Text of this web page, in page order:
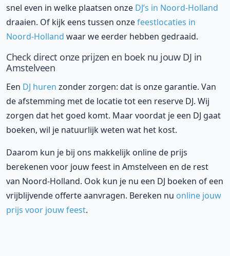
snel even in welke plaatsen onze DJ’s in Noord-Holland
draaien. Of kijk eens tussen onzefeestlocaties in
Noord-Holland waar we eerder hebben gedraaid.
Check direct onze prijzen en boek nu jouw DJ in
Amstelveen
Een DJ huren zonder zorgen: dat is onze garantie. Van
de afstemming met de locatie tot een reserve DJ. Wij
zorgen dat het goed komt. Maar voordat je een DJ gaat
boeken, wil je natuurlijk weten wat het kost.
Daarom kun je bij ons makkelijk online de prijs
berekenen voor jouw feest in Amstelveen en de rest
van Noord-Holland. Ook kun je nu een DJ boeken of een
vrijblijvende offerte aanvragen. Bereken nu online jouw
prijs voor jouw feest.